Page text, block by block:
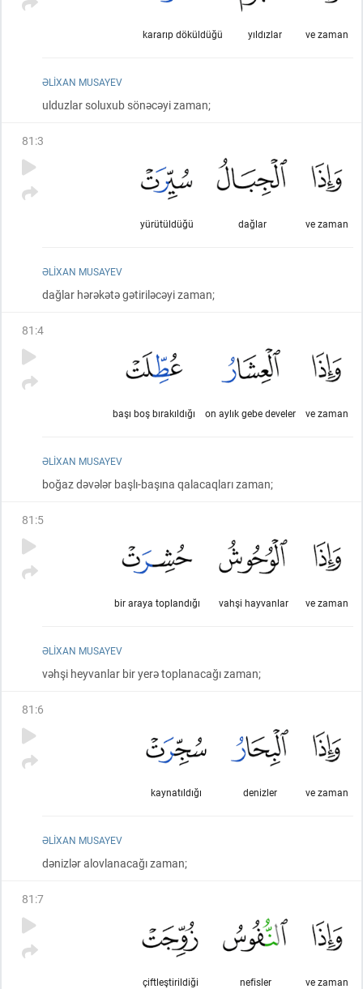
ve zaman
yıldızlar
kararıp döküldüğü
ƏLIXAN MUSAYEV
ulduzlar soluxub sönəcəyi zaman;
81 :3
ve zaman
dağlar
yürütüldüğü
ƏLIXAN MUSAYEV
dağlar hərəkətə gətiriləcəyi zaman;
81 :4
ve zaman
on aylık gebe develer
başı boş bırakıldığı
ƏLIXAN MUSAYEV
boğaz dəvələr başlı-başına qalacaqları zaman;
81 :5
ve zaman
vahşi hayvanlar
bir araya toplandığı
ƏLIXAN MUSAYEV
vəhşi heyvanlar bir yerə toplanacağı zaman;
81 :6
ve zaman
denizler
kaynatıldığı
ƏLIXAN MUSAYEV
dənizlər alovlanacağı zaman;
81 :7
ve zaman
nefisler
çiftleştirildiği